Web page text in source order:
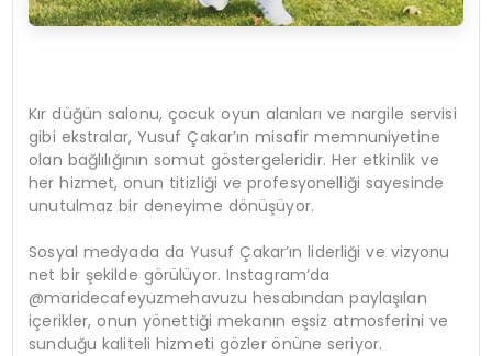
Kır düğün salonu, çocuk oyun alanları ve nargile servisi
gibi ekstralar, Yusuf Çakar’ın misafir memnuniyetine
olan bağlılığının somut göstergeleridir. Her etkinlik ve
her hizmet, onun titizliği ve profesyonelliği sayesinde
unutulmaz bir deneyime dönüşüyor.
Sosyal medyada da Yusuf Çakar’ın liderliği ve vizyonu
net bir şekilde görülüyor. Instagram’da
@maridecafeyuzmehavuzu hesabından paylaşılan
içerikler, onun yönettiği mekanın eşsiz atmosferini ve
sunduğu kaliteli hizmeti gözler önüne seriyor.